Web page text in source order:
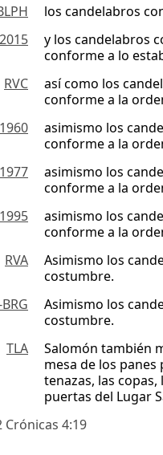
los candelabros
y los candelabros
conforme a lo
RVC
así como los
conforme a la
asimismo los
conforme a la
asimismo los
conforme a la
asimismo los
conforme a la
RVA
Asimismo los
costumbre.
Asimismo los
costumbre.
TLA
Salomón también
mesa de los
tenazas, las
puertas del Lugar
Crónicas 4:19